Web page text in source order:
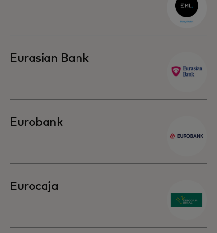
Eurasian Bank
Eurobank
Eurocaja